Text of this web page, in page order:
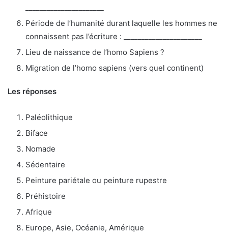
Période de l’humanité durant laquelle les hommes ne
connaissent pas l’écriture : ______________________
Lieu de naissance de l’homo Sapiens ?
Migration de l’homo sapiens (vers quel continent)
Les réponses
Paléolithique
Biface
Nomade
Sédentaire
Peinture pariétale ou peinture rupestre
Préhistoire
Afrique
Europe, Asie, Océanie, Amérique